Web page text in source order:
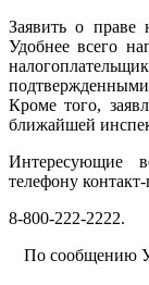
Заявить о праве
Удобнее всего
Кроме того,
ближайшей
Интересующие
телефону
8-800-222-2222.
По сообщению